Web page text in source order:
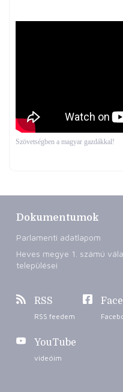
Szövetségben a magyar gazdákkal!
Dokumentumok
Parlamenti adatlapom
Heves megye 1. számú
települései
RSS
RSS feedem
YouTube
videóim